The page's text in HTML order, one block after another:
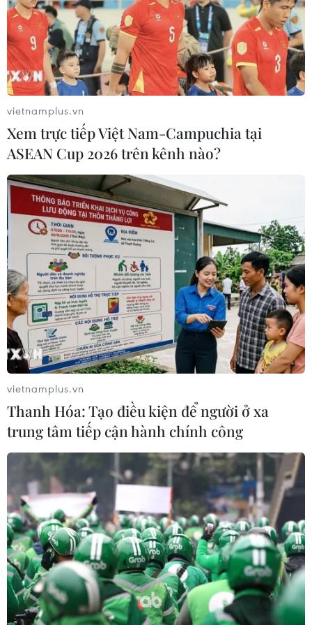
Từ tiềm năng đến thực tế: Tài sản
số và bài toán pháp lý tại Việt Nam
13/12/2024 10:33
Việt Nam là một quốc gia có dân số trẻ, yêu công nghệ
và sẵn sàng thử nghiệm những xu hướng mới. Điều này
tạo điều kiện thuận lợi để chúng ta trở thành trung tâm
phát triển tài sản số trong khu vực.
vietnamplus.vn
Xem trực tiếp Việt Nam-Campuchia tại
ASEAN Cup 2026 trên kênh nào?
vietnamplus.vn
Thanh Hóa: Tạo điều kiện để người ở xa
trung tâm tiếp cận hành chính công